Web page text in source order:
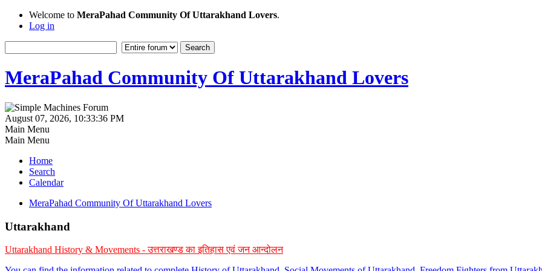
Welcome to MeraPahad Community Of Uttarakhand Lovers.
Log in
MeraPahad Community Of Uttarakhand Lovers
August 07, 2026, 10:33:36 PM
Main Menu
Main Menu
Home
Search
Calendar
MeraPahad Community Of Uttarakhand Lovers
Uttarakhand
Uttarakhand History & Movements - उत्तराखण्ड का इतिहास एवं जन आन्दोलन